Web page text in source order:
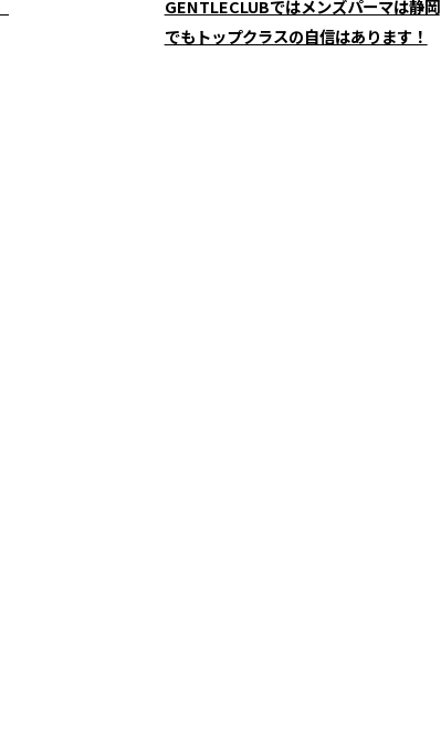
GENTLECLUBではメンズパーマは静岡
でもトップクラスの自信はあります！